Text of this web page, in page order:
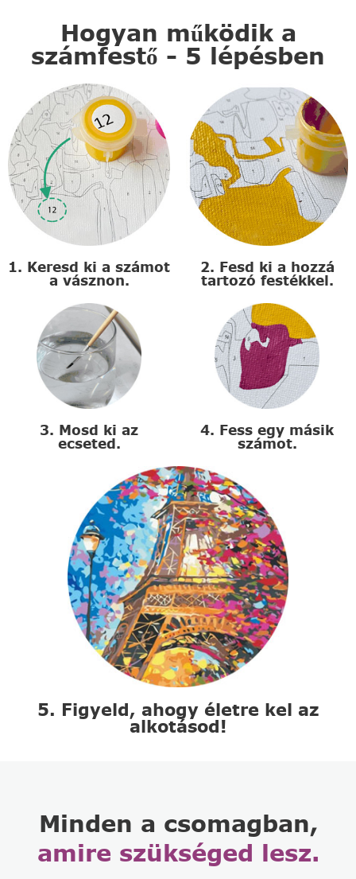
Hogyan működik a
számfestő - 5 lépésben
1. Keresd ki a számot
a vásznon.
2. Fesd ki a hozzá
tartozó festékkel.
3. Mosd ki az
ecseted.
4. Fess egy másik
számot.
5. Figyeld, ahogy életre kel az
alkotásod!
Minden a csomagban,
amire szükséged lesz.